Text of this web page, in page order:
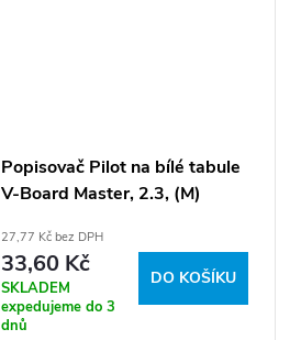
Popisovač Pilot na bílé tabule
V-Board Master, 2.3, (M)
27,77 Kč bez DPH
33,60 Kč
SKLADEM
expedujeme do 3
dnů
DO KOŠÍKU